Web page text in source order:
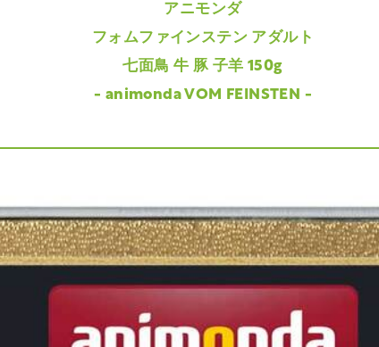
アニモンダ
フォムファインステン アダルト
七面鳥 牛 豚 子羊 150g
- animonda VOM FEINSTEN -